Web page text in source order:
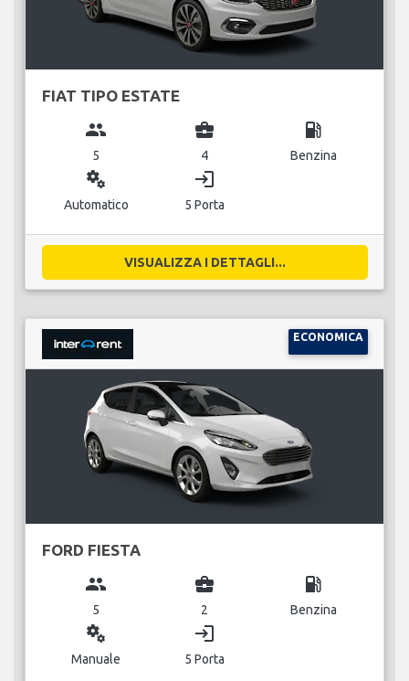
FIAT TIPO ESTATE
group
5
business_center
4
local_gas_station
Benzina
miscellaneous_services
Automatico
login
5 Porta
VISUALIZZA I DETTAGLI...
ECONOMICA
FORD FIESTA
group
5
business_center
2
local_gas_station
Benzina
miscellaneous_services
Manuale
login
5 Porta